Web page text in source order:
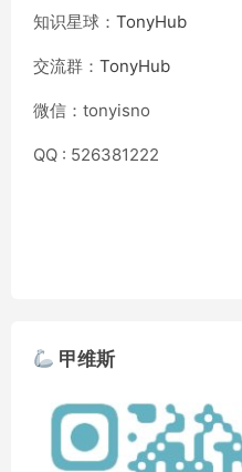
知识星球： TonyHub
交流群： TonyHub
微信：tonyisno
QQ : 526381222
甲维斯